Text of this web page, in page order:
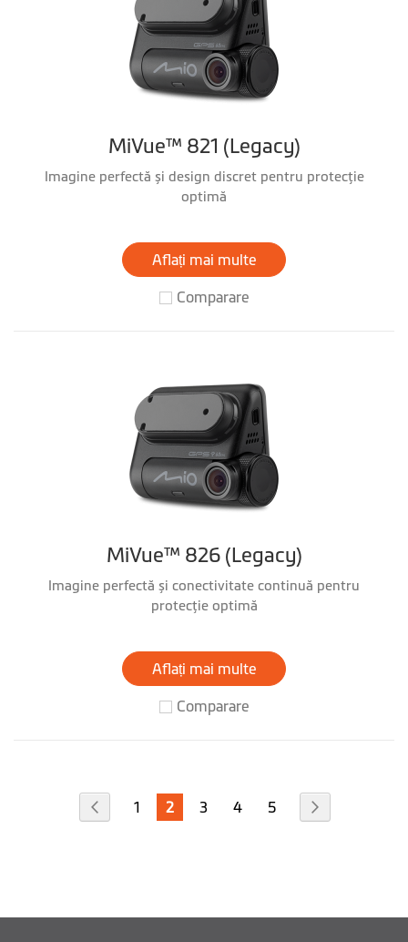
MiVue™ 821 (Legacy)
Imagine perfectă și design discret pentru protecţie
optimă
Aflați mai multe
Comparare
MiVue™ 826 (Legacy)
Imagine perfectă și conectivitate continuă pentru
protecţie optimă
Aflați mai multe
Comparare
Pagina
Pagina
AnteriorPagina
1
în
acest
2 Pagina
3 Pagina
4 Pagina
5